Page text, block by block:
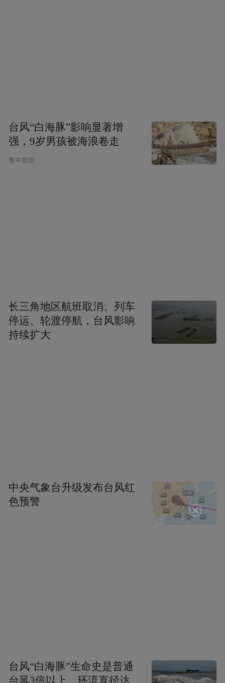
台风“白海豚”影响显著增
强，9岁男孩被海浪卷走
鲁中晨报
长三角地区航班取消、列车
停运、轮渡停航，台风影响
持续扩大
中央气象台升级发布台风红
色预警
台风“白海豚”生命史是普通
台风3倍以上，环流直径达